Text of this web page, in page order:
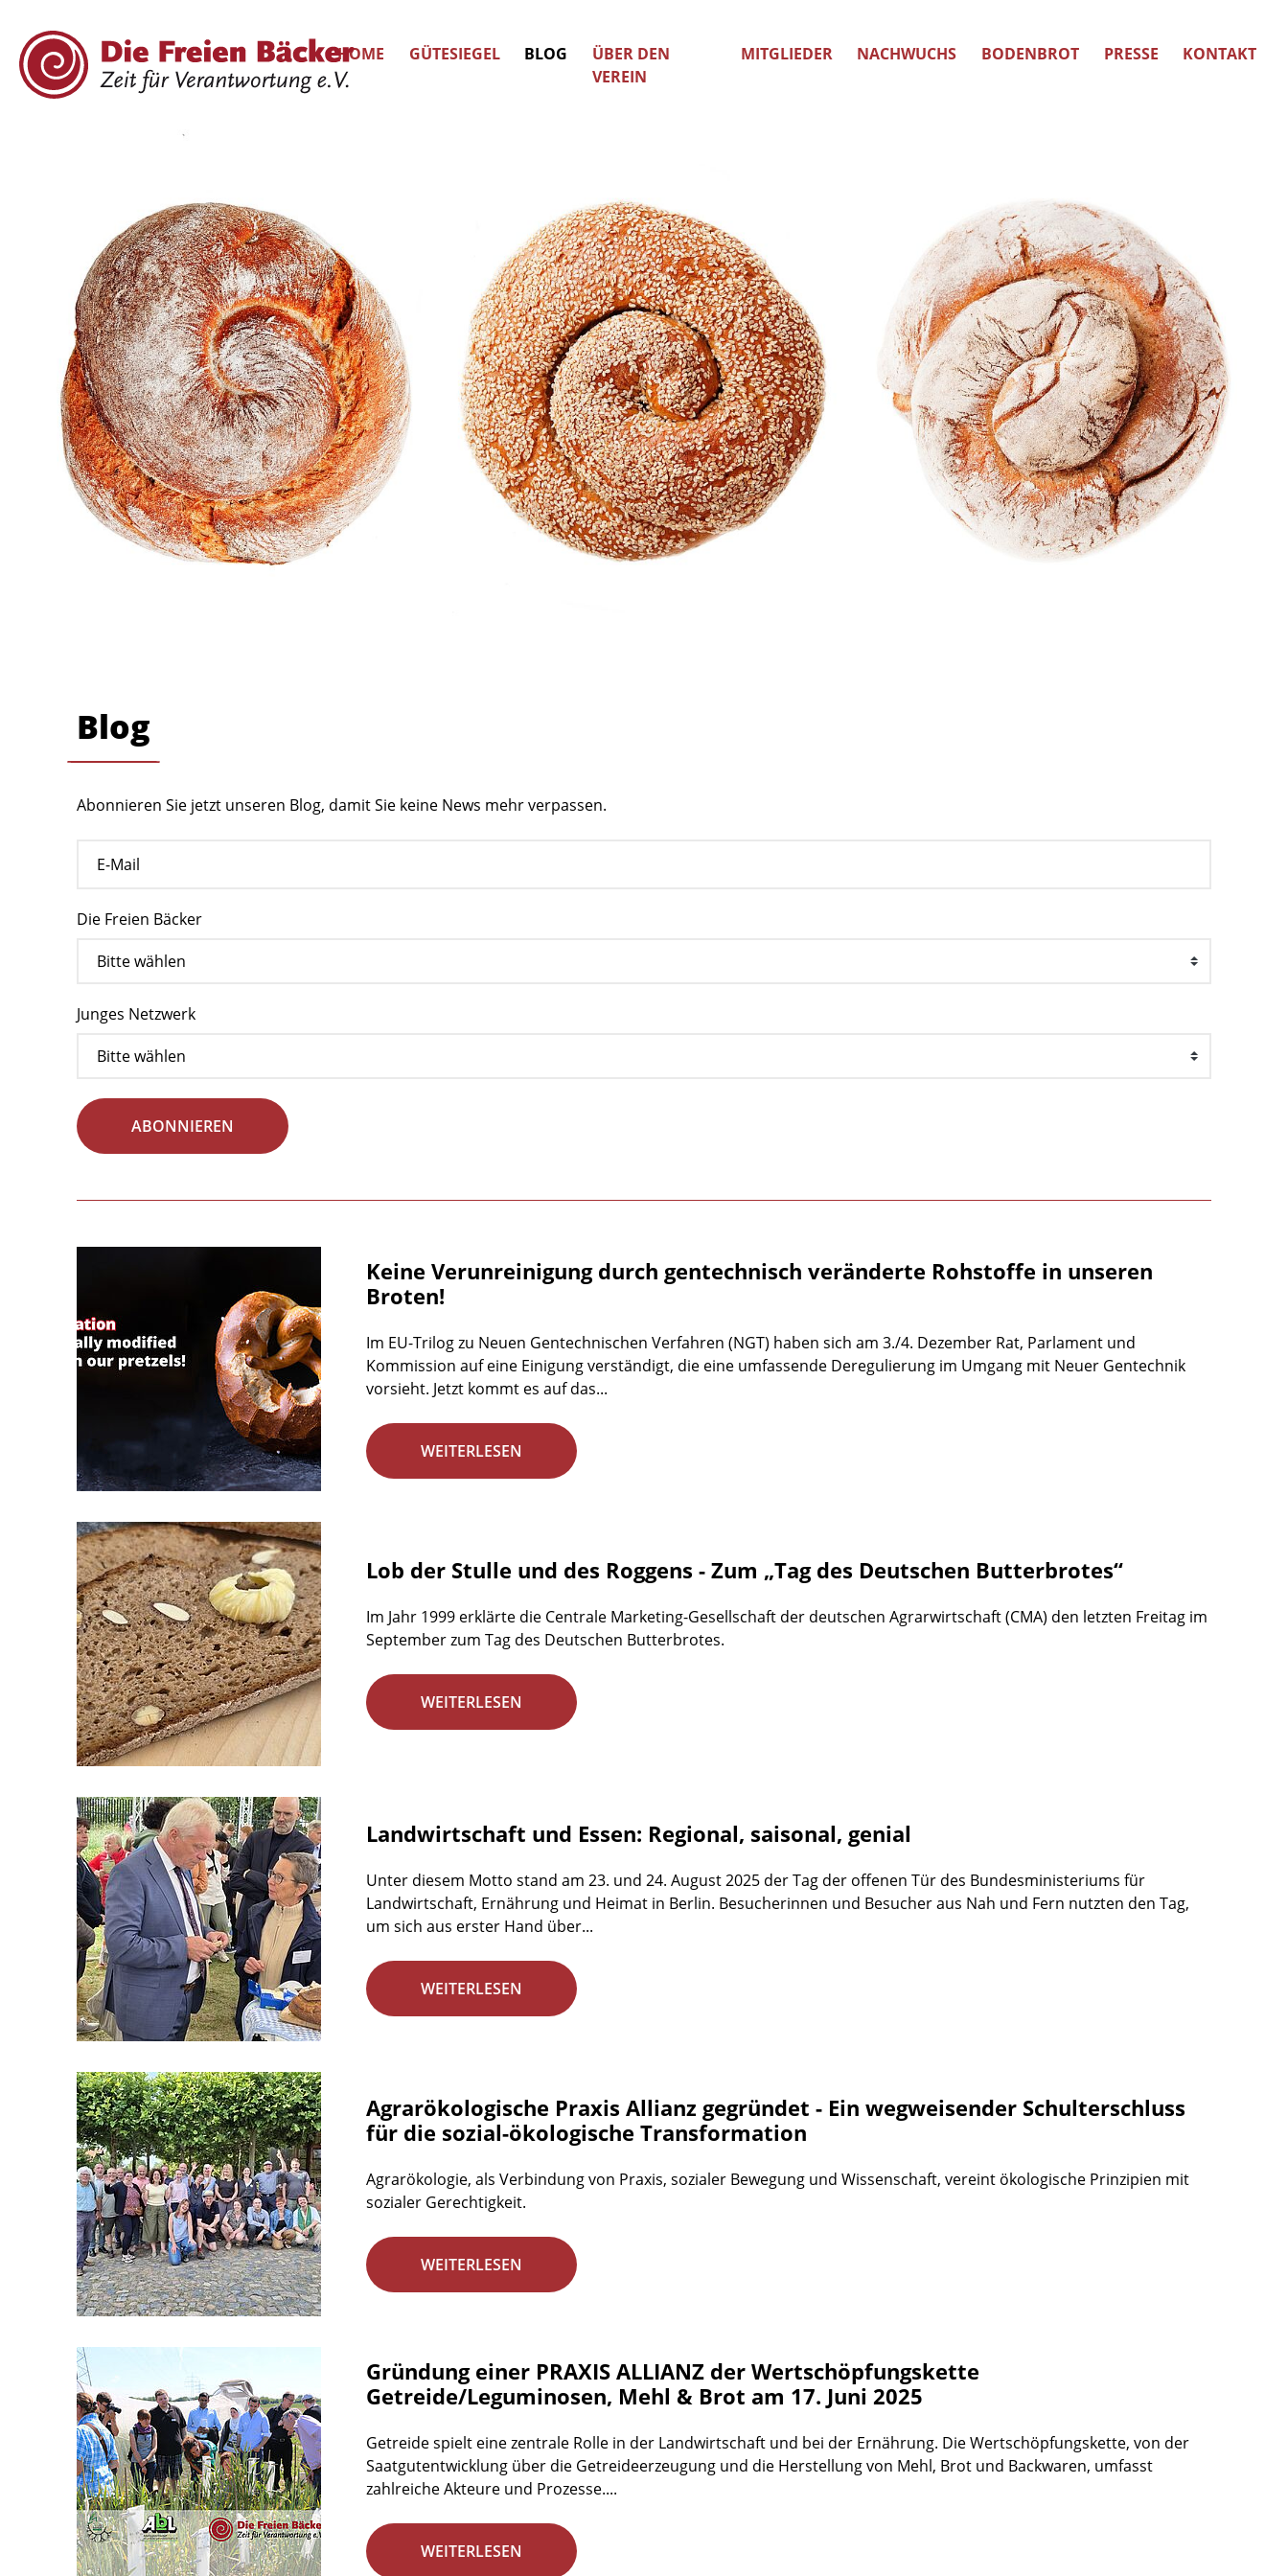
HOME GÜTESIEGEL BLOG
ÜBER DEN
VEREIN
MITGLIEDER NACHWUCHS BODENBROT PRESSE KONTAKT
Blog
Abonnieren Sie jetzt unseren Blog, damit Sie keine News mehr verpassen.
Die Freien Bäcker
Junges Netzwerk
ABONNIEREN
Keine Verunreinigung durch gentechnisch veränderte Rohstoffe in unseren
Broten!
Im EU-Trilog zu Neuen Gentechnischen Verfahren (NGT) haben sich am 3./4. Dezember Rat, Parlament und
Kommission auf eine Einigung verständigt, die eine umfassende Deregulierung im Umgang mit Neuer Gentechnik
vorsieht. Jetzt kommt es auf das...
WEITERLESEN
Lob der Stulle und des Roggens - Zum „Tag des Deutschen Butterbrotes“
Im Jahr 1999 erklärte die Centrale Marketing-Gesellschaft der deutschen Agrarwirtschaft (CMA) den letzten Freitag im
September zum Tag des Deutschen Butterbrotes.
WEITERLESEN
Landwirtschaft und Essen: Regional, saisonal, genial
Unter diesem Motto stand am 23. und 24. August 2025 der Tag der offenen Tür des Bundesministeriums für
Landwirtschaft, Ernährung und Heimat in Berlin. Besucherinnen und Besucher aus Nah und Fern nutzten den Tag,
um sich aus erster Hand über...
WEITERLESEN
Agrarökologische Praxis Allianz gegründet - Ein wegweisender Schulterschluss
für die sozial-ökologische Transformation
Agrarökologie, als Verbindung von Praxis, sozialer Bewegung und Wissenschaft, vereint ökologische Prinzipien mit
sozialer Gerechtigkeit.
WEITERLESEN
Gründung einer PRAXIS ALLIANZ der Wertschöpfungskette
Getreide/Leguminosen, Mehl & Brot am 17. Juni 2025
Getreide spielt eine zentrale Rolle in der Landwirtschaft und bei der Ernährung. Die Wertschöpfungskette, von der
Saatgutentwicklung über die Getreideerzeugung und die Herstellung von Mehl, Brot und Backwaren, umfasst
zahlreiche Akteure und Prozesse....
WEITERLESEN